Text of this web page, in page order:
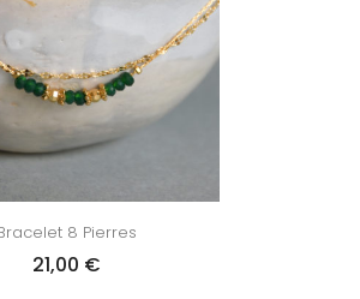
8 Pierres
21,00 €